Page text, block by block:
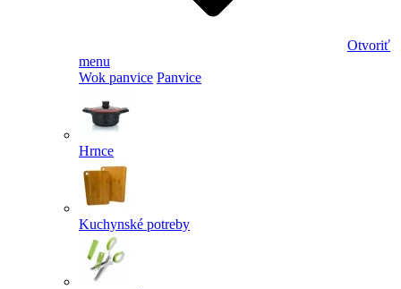
Otvoriť
menu
Wok panvice Panvice
Hrnce
Kuchynské potreby